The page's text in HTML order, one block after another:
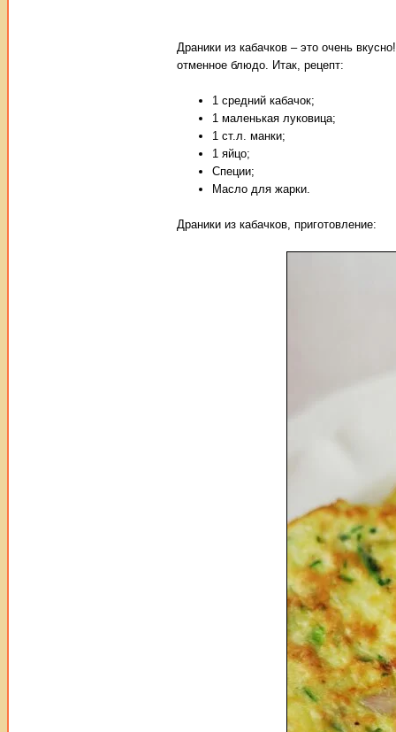
Драники из кабачков – это очень
отменное блюдо. Итак, рецепт:
1 средний кабачок;
1 маленькая луковица;
1 ст.л. манки;
1 яйцо;
Специи;
Масло для жарки.
Драники из кабачков, приготовление: